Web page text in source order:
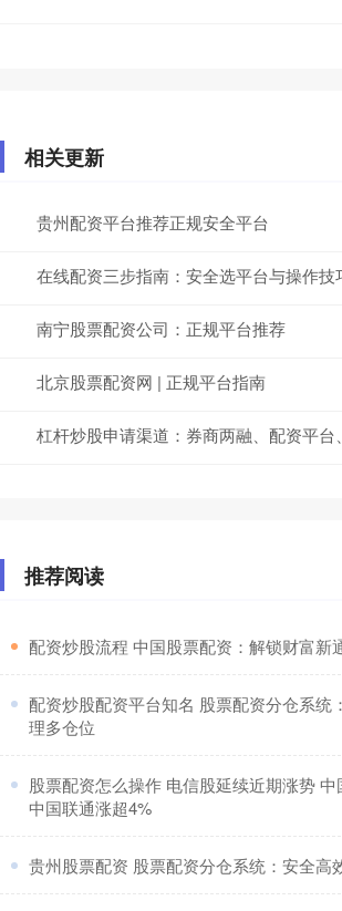
相关更新
贵州配资平台推荐正规安全平台
在线配资三步指南：安全选平台与操作技
南宁股票配资公司：正规平台推荐
北京股票配资网 | 正规平台指南
杠杆炒股申请渠道：券商两融、配资平台
推荐阅读
配资炒股流程 中国股票配资：解锁财富新
配资炒股配资平台知名 股票配资分仓系统
理多仓位
股票配资怎么操作 电信股延续近期涨势
中国联通涨超4%
贵州股票配资 股票配资分仓系统：安全高